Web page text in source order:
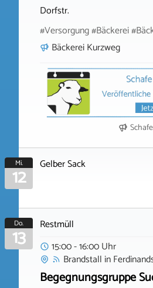
Dorfstr.
#Versorgung #Bäckerei
Bäckerei Kurzweg
Mi.
12 Gelber Sack
Do.
13
Restmüll
15:00 - 16:00 Uhr
Brandstall in
Begegnungsgruppe